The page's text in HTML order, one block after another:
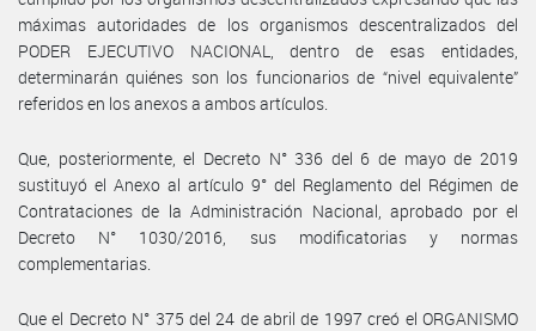
máximas autoridades de los organismos descentralizados del
PODER EJECUTIVO NACIONAL, dentro de esas entidades,
determinarán quiénes son los funcionarios de “nivel equivalente”
referidos en los anexos a ambos artículos.
Que, posteriormente, el Decreto N° 336 del 6 de mayo de 2019
sustituyó el Anexo al artículo 9° del Reglamento del Régimen de
Contrataciones de la Administración Nacional, aprobado por el
Decreto N° 1030/2016, sus modificatorias y normas
complementarias.
Que el Decreto N° 375 del 24 de abril de 1997 creó el ORGANISMO